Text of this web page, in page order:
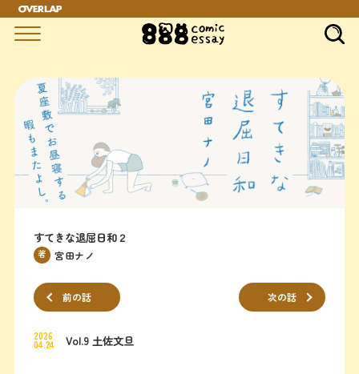
すてきな退屈日和２
著 宮田ナノ
前の話 次の話
2026
04.24 Vol.9 土佐文旦